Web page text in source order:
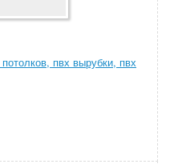
пвх вырубки, пвх